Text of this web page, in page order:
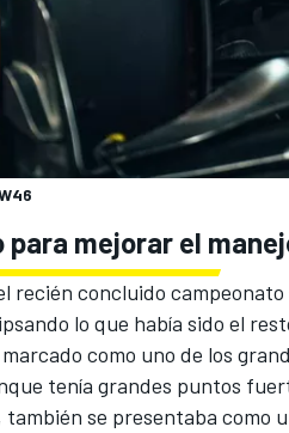
para mejorar el
recién concluido
lo que había sido el
como uno de los
tenía grandes puntos
se presentaba como